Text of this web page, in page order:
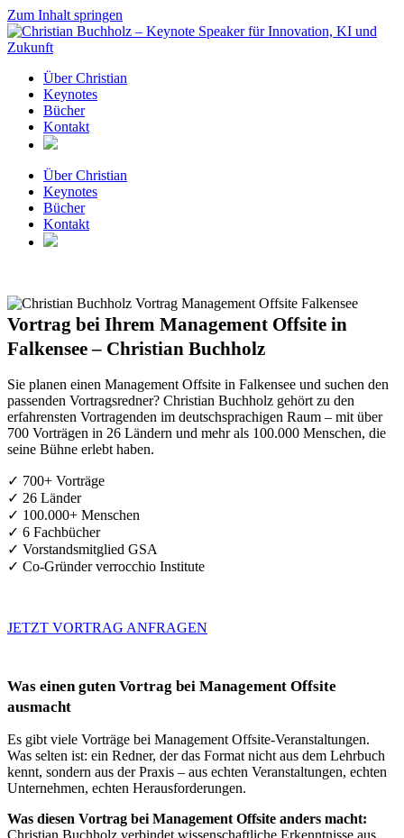
Zum Inhalt springen
Über Christian
Keynotes
Bücher
Kontakt
Über Christian
Keynotes
Bücher
Kontakt
Vortrag bei Ihrem Management Offsite in
Falkensee – Christian Buchholz
Sie planen einen Management Offsite in Falkensee und suchen den
passenden Vortragsredner? Christian Buchholz gehört zu den
erfahrensten Vortragenden im deutschsprachigen Raum – mit über
700 Vorträgen in 26 Ländern und mehr als 100.000 Menschen, die
seine Bühne erlebt haben.
✓ 700+ Vorträge
✓ 26 Länder
✓ 100.000+ Menschen
✓ 6 Fachbücher
✓ Vorstandsmitglied GSA
✓ Co-Gründer verrocchio Institute
JETZT VORTRAG ANFRAGEN
Was einen guten Vortrag bei Management Offsite
ausmacht
Es gibt viele Vorträge bei Management Offsite-Veranstaltungen.
Was selten ist: ein Redner, der das Format nicht aus dem Lehrbuch
kennt, sondern aus der Praxis – aus echten Veranstaltungen, echten
Unternehmen, echten Herausforderungen.
Was diesen Vortrag bei Management Offsite anders macht:
Christian Buchholz verbindet wissenschaftliche Erkenntnisse aus